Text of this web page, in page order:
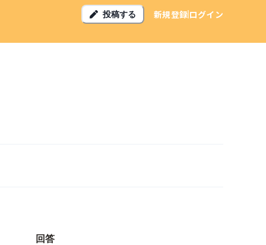
投稿する 新規登録ログイン
回答